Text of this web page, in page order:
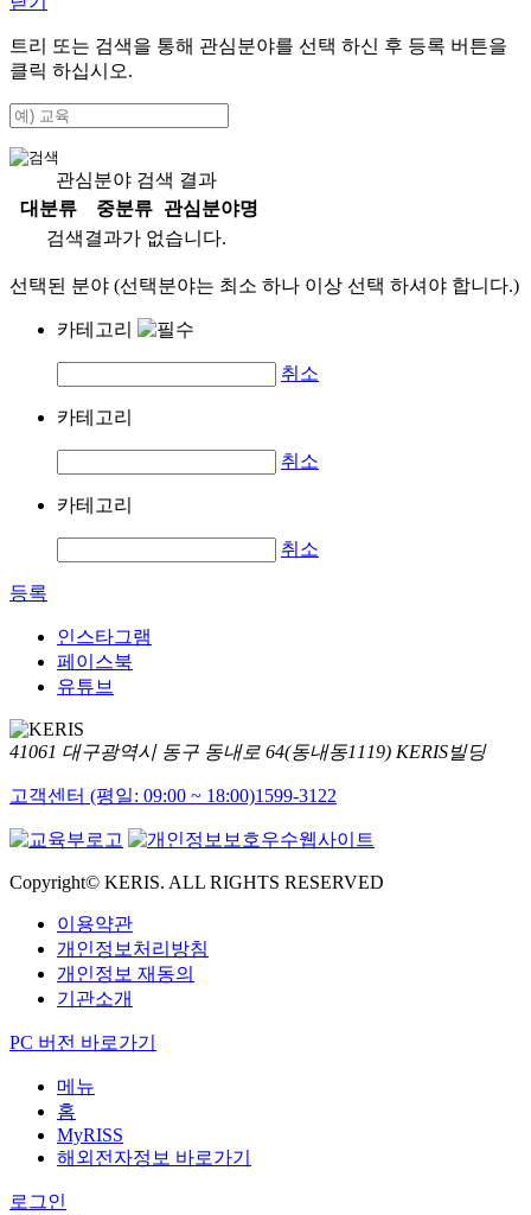
트리 또는 검색을 통해 관심분야를 선택 하신 후 등록 버튼을
클릭 하십시오.
관심분야 검색 결과
대분류
중분류
관심분야명
검색결과가 없습니다.
선택된 분야 (선택분야는 최소 하나 이상 선택 하셔야 합니다.)
카테고리
취소
카테고리
취소
카테고리
취소
등록
인스타그램
페이스북
유튜브
41061 대구광역시 동구 동내로 64(동내동1119) KERIS빌딩
고객센터 (평일: 09:00 ~ 18:00)1599-3122
Copyright© KERIS. ALL RIGHTS RESERVED
이용약관
개인정보처리방침
개인정보 재동의
기관소개
PC 버전 바로가기
메뉴
홈
MyRISS
해외전자정보 바로가기
로그인